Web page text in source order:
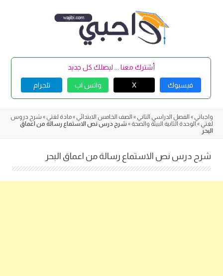
أشترك معنا ... ليصلك كل جديد
فيسبوك X واتس اب تلجرام
واجباتي » الفصل الدراسي الثاني » الصف الخامس الابتدائي »مادة لغتي » شرح دروس
لغتي » الوحدة الثانية البيئة والصحة » شرح درس نص الاستماع رسالة من اعماق
البحر
شرح درس نص الاستماع رسالة من اعماق البحر